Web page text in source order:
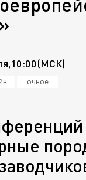
10:00(МСК)
очное